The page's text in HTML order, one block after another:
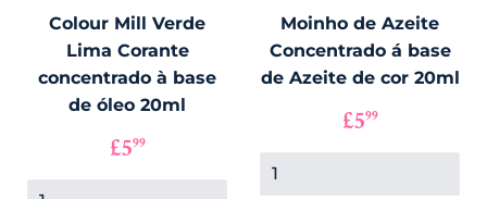
Colour Mill Verde
Lima Corante
concentrado à base
de óleo 20ml
PREÇO
NORMAL
£599£5.99
Moinho de Azeite
Concentrado á base
de Azeite de cor 20ml
PREÇO
NORMAL
£599£5.99